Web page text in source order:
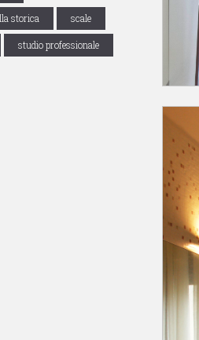
storica scale
studio professionale